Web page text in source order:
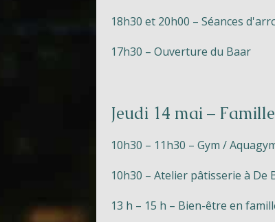
Naturisme
18h30 et 20h00 – Séances
17h30 – Ouverture du Baar
Jeudi 14 mai –
10h30 – 11h30 – Gym /
10h30 – Atelier pâtisserie à De
13 h – 15 h – Bien-être en